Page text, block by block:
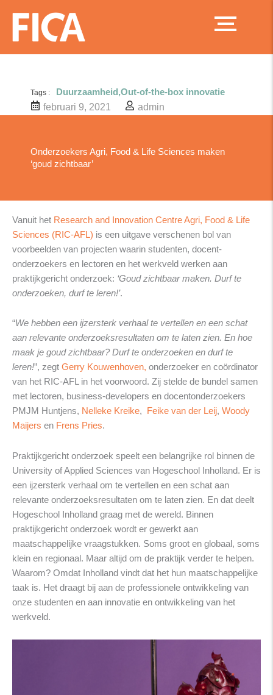
Tags : Duurzaamheid,Out-of-the-box innovatie
februari 9, 2021
admin
Onderzoekers Agri, Food & Life Sciences maken
‘goud zichtbaar’
Vanuit het Research and Innovation Centre Agri, Food & Life
Sciences (RIC-AFL) is een uitgave verschenen bol van
voorbeelden van projecten waarin studenten, docent-
onderzoekers en lectoren en het werkveld werken aan
praktijkgericht onderzoek: ‘Goud zichtbaar maken. Durf te
onderzoeken, durf te leren!’.
“We hebben een ijzersterk verhaal te vertellen en een schat
aan relevante onderzoeksresultaten om te laten zien. En hoe
maak je goud zichtbaar? Durf te onderzoeken en durf te
leren!”, zegt Gerry Kouwenhoven, onderzoeker en coördinator
van het RIC-AFL in het voorwoord. Zij stelde de bundel samen
met lectoren, business-developers en docentonderzoekers
PMJM Huntjens, Nelleke Kreike, Feike van der Leij, Woody
Maijers en Frens Pries.
Praktijkgericht onderzoek speelt een belangrijke rol binnen de
University of Applied Sciences van Hogeschool Inholland. Er is
een ijzersterk verhaal om te vertellen en een schat aan
relevante onderzoeksresultaten om te laten zien. En dat deelt
Hogeschool Inholland graag met de wereld. Binnen
praktijkgericht onderzoek wordt er gewerkt aan
maatschappelijke vraagstukken. Soms groot en globaal, soms
klein en regionaal. Maar altijd om de praktijk verder te helpen.
Waarom? Omdat Inholland vindt dat het hun maatschappelijke
taak is. Het draagt bij aan de professionele ontwikkeling van
onze studenten en aan innovatie en ontwikkeling van het
werkveld.